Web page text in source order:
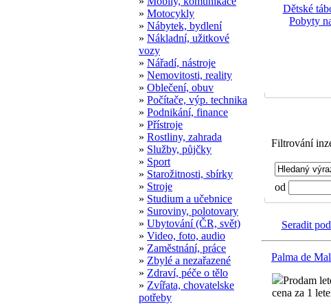
» Motocykly
» Nábytek, bydlení
» Nákladní, užitkové
vozy
» Nářadí, nástroje
» Nemovitosti, reality
» Oblečení, obuv
» Počítače, výp. technika
» Podnikání, finance
» Přístroje
» Rostliny, zahrada
» Služby, půjčky
» Sport
» Starožitnosti, sbírky
» Stroje
» Studium a učebnice
» Suroviny, polotovary
» Ubytování (ČR, svět)
» Video, foto, audio
» Zaměstnání, práce
» Zbylé a nezařazené
» Zdraví, péče o tělo
» Zvířata, chovatelske
potřeby
Dětské
Pobyty
Filtrování
od
Seradit
Palma de
Prodam
cena za 1